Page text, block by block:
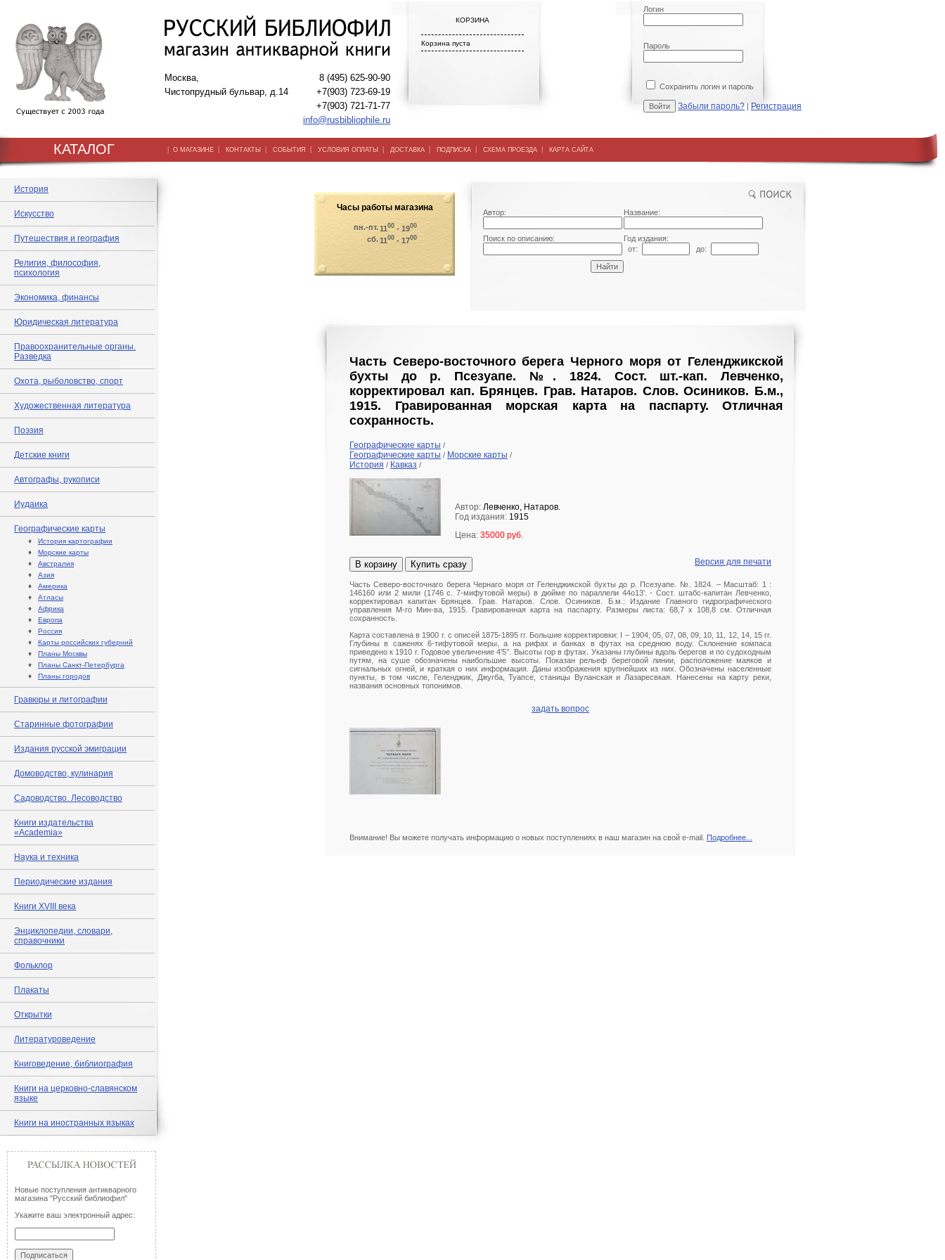
Москва,
Чистопрудный бульвар, д.14
8 (495) 625-90-90
+7(903) 723-69-19
+7(903) 721-71-77
info@rusbibliophile.ru
КОРЗИНА
Корзина пуста
Логин
Пароль
Сохранить логин и пароль
Забыли пароль? | Регистрация
КАТАЛОГ | О МАГАЗИНЕ | КОНТАКТЫ | СОБЫТИЯ | УСЛОВИЯ ОПЛАТЫ | ДОСТАВКА | ПОДПИСКА | СХЕМА ПРОЕЗДА | КАРТА САЙТА
История
Искусство
Путешествия и география
Религия, философия,
психология
Экономика, финансы
Юридическая литература
Правоохранительные органы.
Разведка
Охота, рыболовство, спорт
Художественная литература
Поэзия
Детские книги
Автографы, рукописи
Иудаика
Географические карты
♦ История картографии
♦ Морские карты
♦ Австралия
♦ Азия
♦ Америка
♦ Атласы
♦ Африка
♦ Европа
♦ Россия
♦ Карты российских губерний
♦ Планы Москвы
♦ Планы Санкт-Петербурга
♦ Планы городов
Гравюры и литографии
Старинные фотографии
Издания русской эмиграции
Домоводство, кулинария
Садоводство. Лесоводство
Книги издательства
«Academia»
Наука и техника
Периодические издания
Книги XVIII века
Энциклопедии, словари,
справочники
Фольклор
Плакаты
Открытки
Литературоведение
Книговедение, библиография
Книги на церковно-славянском
языке
Книги на иностранных языках
Новые поступления антикварного
магазина "Русский библиофил"
Укажите ваш электронный адрес:
Часы работы магазина
пн.-пт.1100 - 1900
сб.1100 - 1700
Автор: Название:
Поиск по описанию:
Год издания:
от:
до:
Часть Северо-восточного берега Черного моря от Геленджикской
бухты до р. Псезуапе. №. 1824. Сост. шт.-кап. Левченко,
корректировал кап. Брянцев. Грав. Натаров. Слов. Осиников. Б.м.,
1915. Гравированная морская карта на паспарту. Отличная
сохранность.
Географические карты /
Географические карты / Морские карты /
История / Кавказ /
Автор: Левченко, Натаров.
Год издания: 1915
Цена: 35000 руб.
В корзину Купить сразу Версия для печати
Часть Северо-восточнаго берега Чернаго моря от Геленджикской бухты до р. Псезуапе. №. 1824. – Масштаб: 1 :
146160 или 2 мили (1746 с. 7-мифутовой меры) в дюйме по параллели 44о13’. - Сост. штабс-капитан Левченко,
корректировал капитан Брянцев. Грав. Натаров. Слов. Осиников. Б.м.: Издание Главного гидрографического
управления М-го Мин-ва, 1915. Гравированная карта на паспарту. Размеры листа: 68,7 х 108,8 см. Отличная
сохранность.
Карта составлена в 1900 г. с описей 1875-1895 гг. Большие корректировки: I – 1904, 05, 07, 08, 09, 10, 11, 12, 14, 15 гг.
Глубины в саженях 6-тифутовой меры, а на рифах и банках в футах на среднюю воду. Склонение компаса
приведено к 1910 г. Годовое увеличение 4’5’’. Высоты гор в футах. Указаны глубины вдоль берегов и по судоходным
путям, на суше обозначены наибольшие высоты. Показан рельеф береговой линии, расположение маяков и
сигнальных огней, и краткая о них информация. Даны изображения крупнейших из них. Обозначены населенные
пункты, в том числе, Геленджик, Джугба, Туапсе, станицы Вуланская и Лазаресвкая. Нанесены на карту реки,
названия основных топонимов.
задать вопрос
Внимание! Вы можете получать информацию о новых поступлениях в наш магазин на свой e-mail. Подробнее...